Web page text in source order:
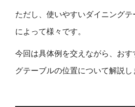
ただし、使いやすいダイニング
によって様々です。
今回は具体例を交えながら、お
グテーブルの位置について解説し